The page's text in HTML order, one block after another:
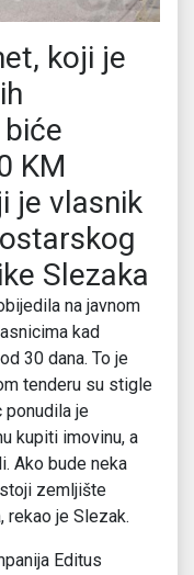
koji je
KM
je vlasnik
Slezaka
na javnom
kad
30 dana. To je
tenderu su stigle
ponudila je
kupiti imovinu, a
Ako bude neka
zemljište
rekao je Slezak.
Editus